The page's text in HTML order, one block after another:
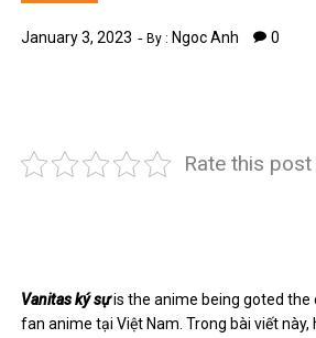
January 3, 2023 By : Ngoc Anh 0
Rate this post
Vanitas ký sựis the anime being goted the
fan anime tại Việt Nam. Trong bài viết này,